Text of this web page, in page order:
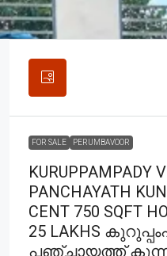
FOR SALE PERUMBAVOOR
KURUPPAMPADY
PANCHAYATH
CENT 750 SQFT
25 LAKHS
പഞ്ചായത്ത്